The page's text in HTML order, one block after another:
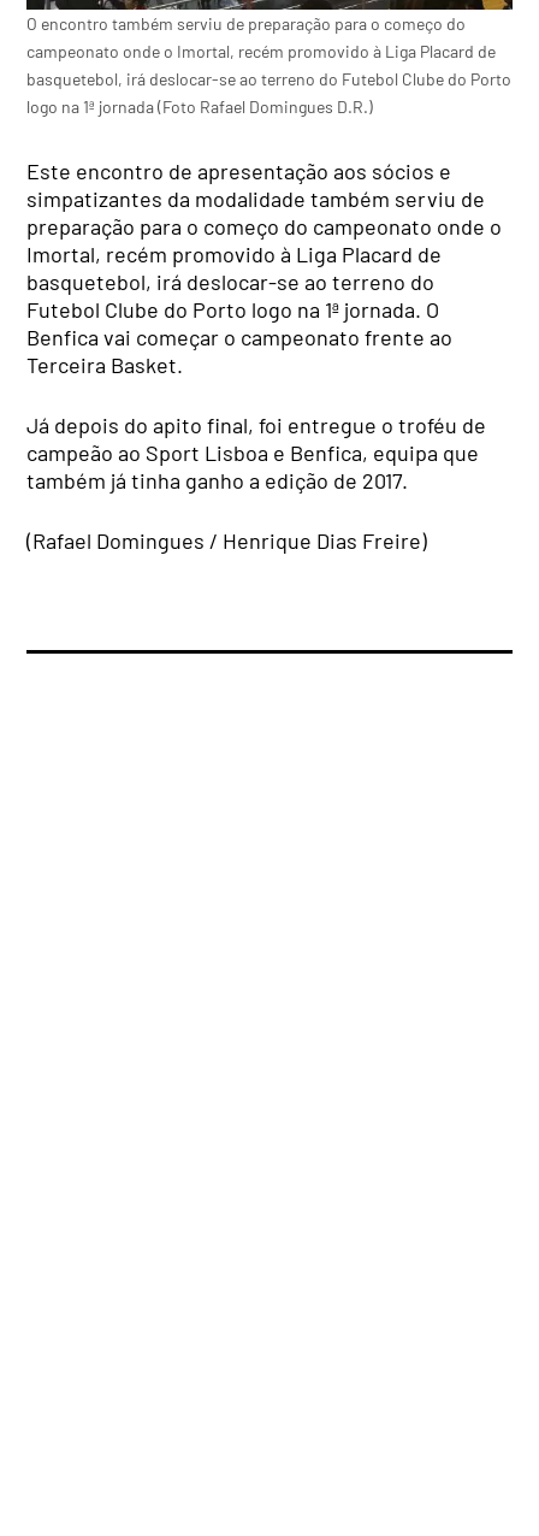
O encontro também serviu de preparação para o começo do
campeonato onde o Imortal, recém promovido à Liga Placard de
basquetebol, irá deslocar-se ao terreno do Futebol Clube do Porto
logo na 1ª jornada (Foto Rafael Domingues D.R.)
Este encontro de apresentação aos sócios e
simpatizantes da modalidade também serviu de
preparação para o começo do campeonato onde o
Imortal, recém promovido à Liga Placard de
basquetebol, irá deslocar-se ao terreno do
Futebol Clube do Porto logo na 1ª jornada. O
Benfica vai começar o campeonato frente ao
Terceira Basket.
Já depois do apito final, foi entregue o troféu de
campeão ao Sport Lisboa e Benfica, equipa que
também já tinha ganho a edição de 2017.
(Rafael Domingues / Henrique Dias Freire)